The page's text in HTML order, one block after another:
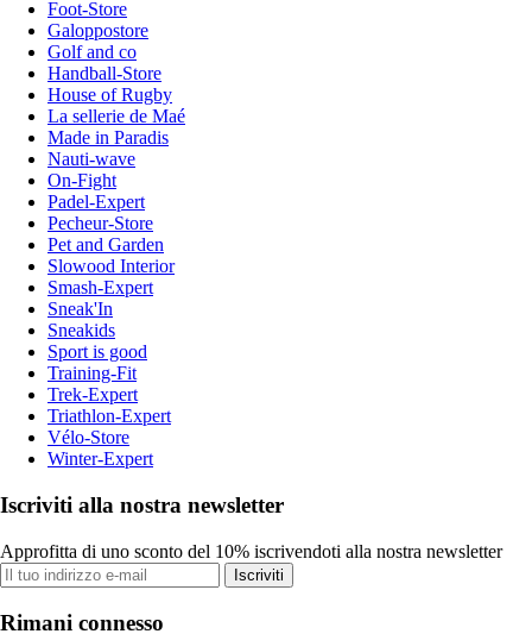
Foot-Store
Galoppostore
Golf and co
Handball-Store
House of Rugby
La sellerie de Maé
Made in Paradis
Nauti-wave
On-Fight
Padel-Expert
Pecheur-Store
Pet and Garden
Slowood Interior
Smash-Expert
Sneak'In
Sneakids
Sport is good
Training-Fit
Trek-Expert
Triathlon-Expert
Vélo-Store
Winter-Expert
Iscriviti alla nostra newsletter
Approfitta di uno sconto del 10% iscrivendoti alla nostra newsletter
Iscriviti
Rimani connesso